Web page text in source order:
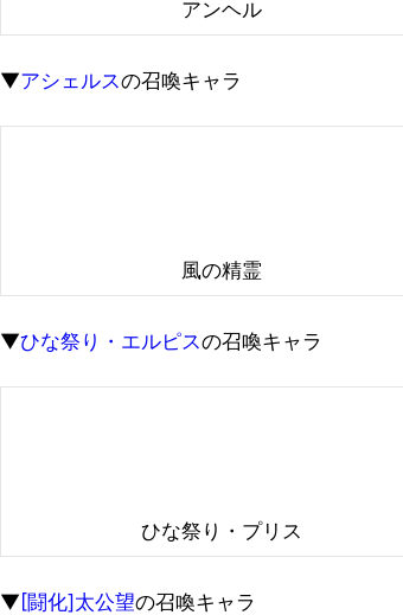
アンヘル
▼アシェルスの召喚キャラ
風の精霊
▼ひな祭り・エルピスの召喚キャラ
ひな祭り・プリス
▼ [闘化]太公望の召喚キャラ